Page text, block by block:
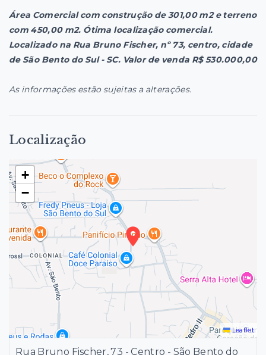
Área Comercial com construção de 301,00 m2 e terreno
com 450,00 m2. Ótima localização comercial.
Localizado na Rua Bruno Fischer, nº 73, centro, cidade
de São Bento do Sul - SC. Valor de venda R$ 530.000,00
As informações estão sujeitas a alterações.
Localização
+
−
Leaflet
Rua Bruno Fischer, 73 - Centro - São Bento do